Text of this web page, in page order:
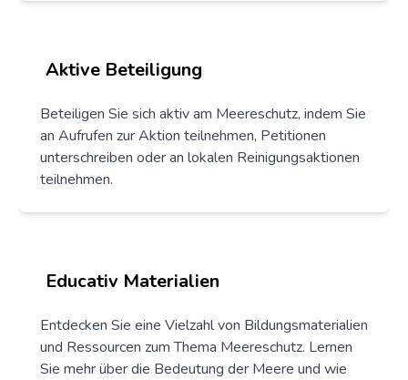
Aktive Beteiligung
Beteiligen Sie sich aktiv am Meereschutz, indem Sie
an Aufrufen zur Aktion teilnehmen, Petitionen
unterschreiben oder an lokalen Reinigungsaktionen
teilnehmen.
Educativ Materialien
Entdecken Sie eine Vielzahl von Bildungsmaterialien
und Ressourcen zum Thema Meereschutz. Lernen
Sie mehr über die Bedeutung der Meere und wie